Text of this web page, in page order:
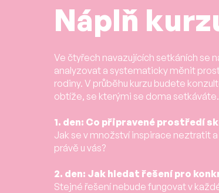
Náplň
Ve čtyřech navazujících setkáních se
analyzovat a systematicky měnit
rodiny. V průběhu kurzu budete
obtíže, se kterými se doma setkáváte.
1. den: Co připravené prostředí
Jak se v množství inspirace neztratit
právě u vás?
2. den: Jak hledat řešení pro
Stejné řešení nebude fungovat v